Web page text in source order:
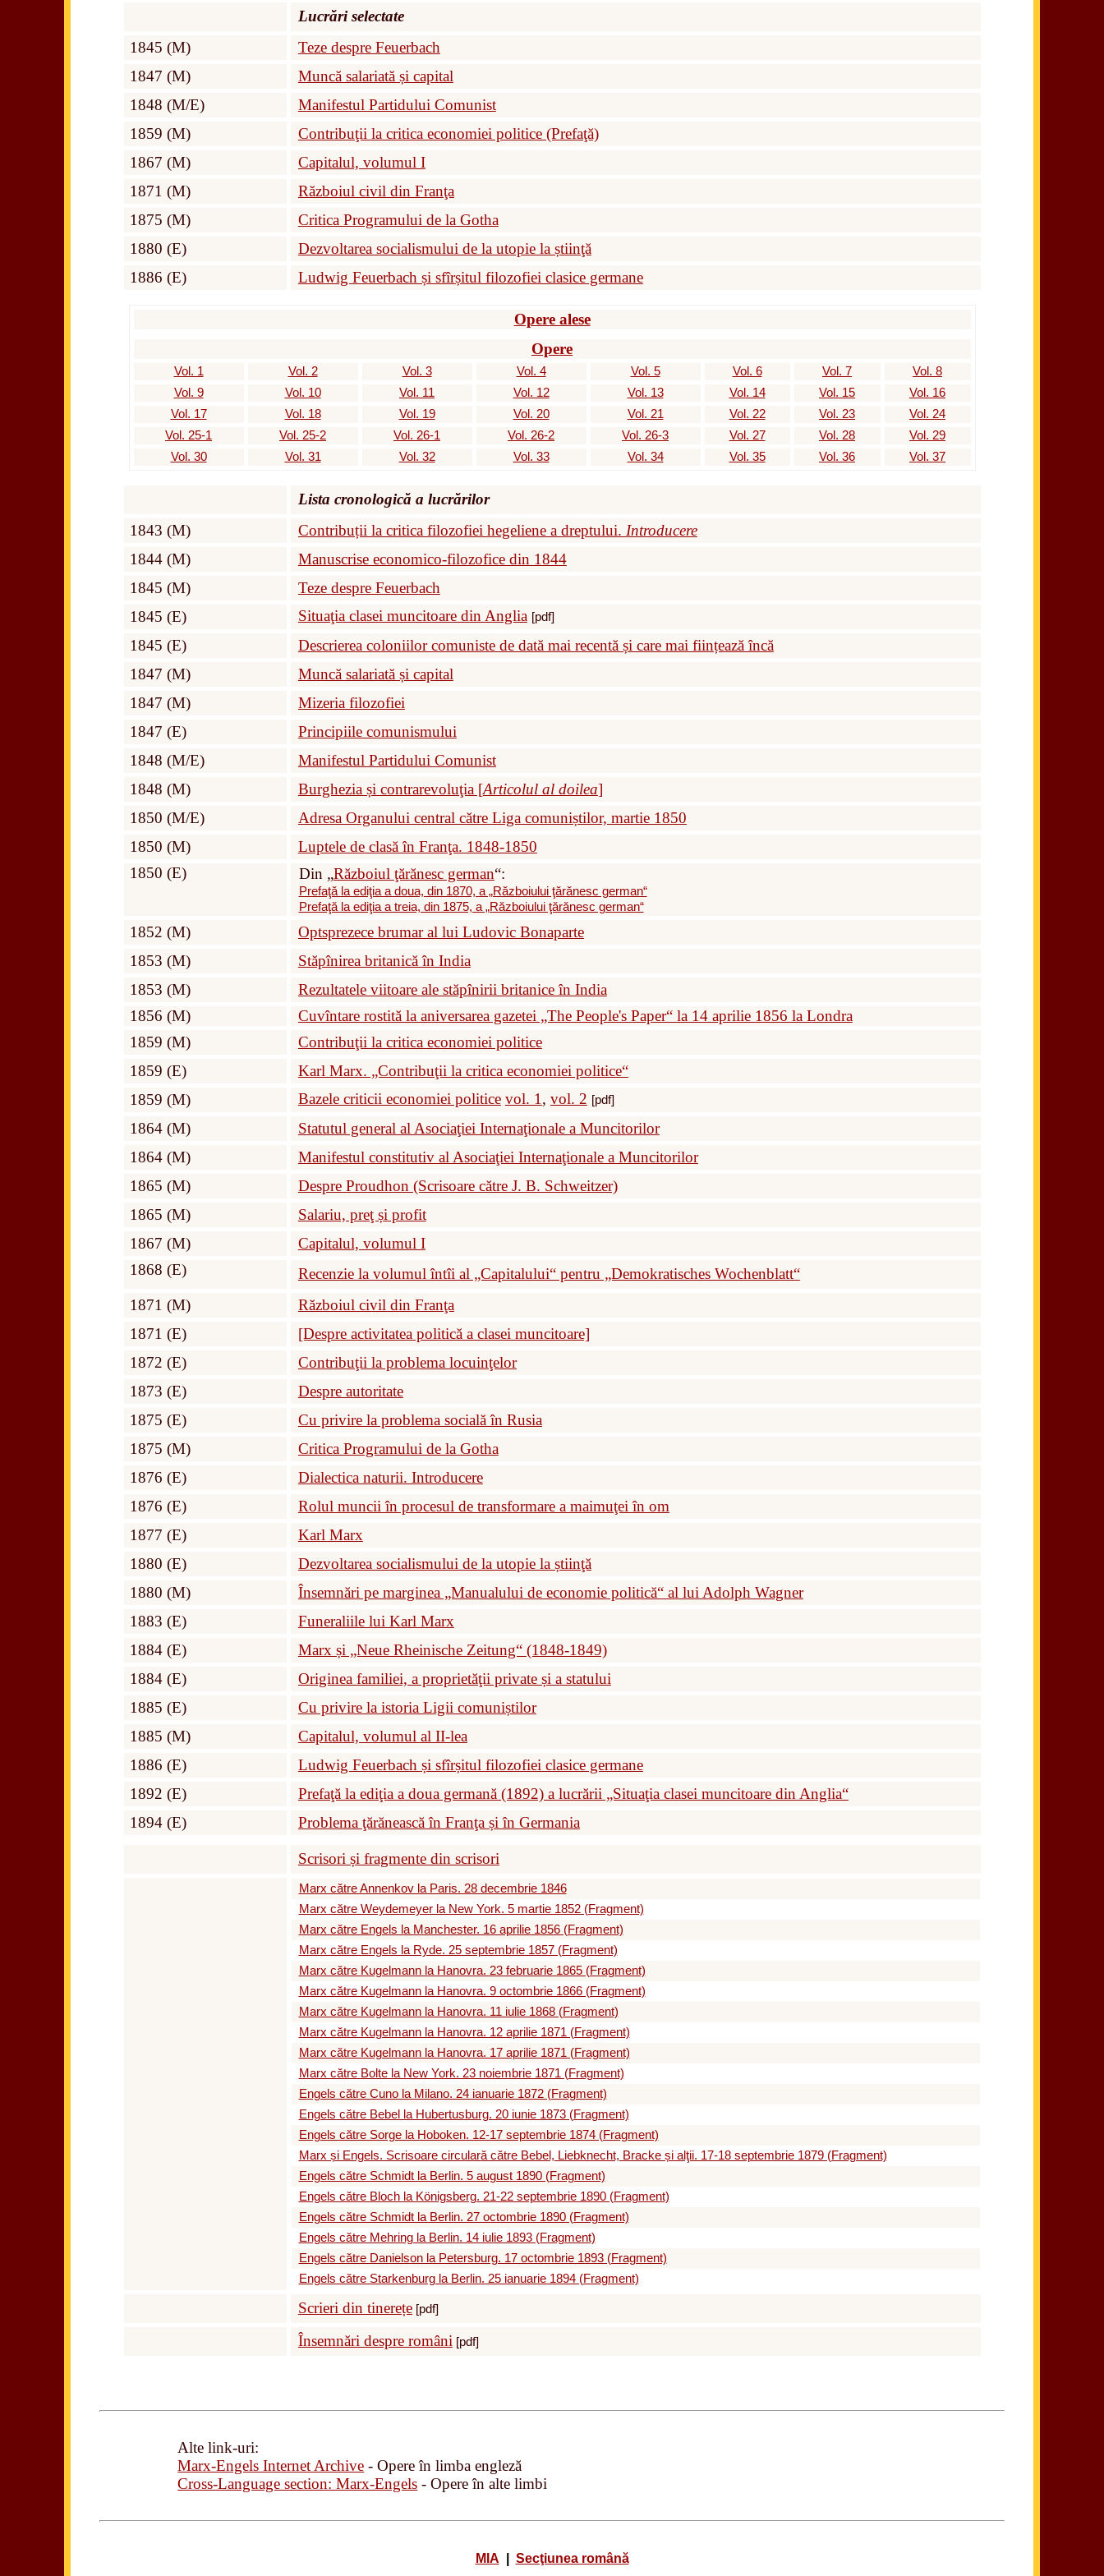
Lucrări selectate
1845 (M)
Teze despre Feuerbach
1847 (M)
Muncă salariată și capital
1848 (M/E)
Manifestul Partidului Comunist
1859 (M)
Contribuţii la critica economiei politice (Prefaţă)
1867 (M)
Capitalul, volumul I
1871 (M)
Războiul civil din Franţa
1875 (M)
Critica Programului de la Gotha
1880 (E)
Dezvoltarea socialismului de la utopie la știinţă
1886 (E)
Ludwig Feuerbach și sfîrșitul filozofiei clasice germane
Opere alese
Opere
Vol. 1 Vol. 2 Vol. 3 Vol. 4 Vol. 5 Vol. 6 Vol. 7
Vol. 8
Vol. 9
Vol. 10 Vol. 11 Vol. 12 Vol. 13 Vol. 14 Vol. 15
Vol. 16
Vol. 17
Vol. 18 Vol. 19 Vol. 20 Vol. 21 Vol. 22 Vol. 23
Vol. 24
Vol. 25-1
Vol. 25-2 Vol. 26-1 Vol. 26-2 Vol. 26-3 Vol. 27 Vol. 28
Vol. 29
Vol. 30
Vol. 31 Vol. 32 Vol. 33 Vol. 34 Vol. 35 Vol. 36 Vol. 37
Lista cronologică a lucrărilor
1843 (M)
Contribuții la critica filozofiei hegeliene a dreptului. Introducere
1844 (M)
Manuscrise economico-filozofice din 1844
1845 (M)
Teze despre Feuerbach
1845 (E)
Situaţia clasei muncitoare din Anglia [pdf]
1845 (E)
Descrierea coloniilor comuniste de dată mai recentă și care mai ființează încă
1847 (M)
Muncă salariată și capital
1847 (M)
Mizeria filozofiei
1847 (E)
Principiile comunismului
1848 (M/E)
Manifestul Partidului Comunist
1848 (M)
Burghezia și contrarevoluţia [Articolul al doilea]
1850 (M/E)
Adresa Organului central către Liga comuniștilor, martie 1850
1850 (M)
Luptele de clasă în Franţa. 1848-1850
1850 (E)
Din „Războiul ţărănesc german“:
Prefaţă la ediţia a doua, din 1870, a „Războiului ţărănesc german“
Prefaţă la ediţia a treia, din 1875, a „Războiului ţărănesc german“
1852 (M)
Optsprezece brumar al lui Ludovic Bonaparte
1853 (M)
Stăpînirea britanică în India
1853 (M)
Rezultatele viitoare ale stăpînirii britanice în India
1856 (M)
Cuvîntare rostită la aniversarea gazetei „The People's Paper“ la 14 aprilie 1856 la Londra
1859 (M)
Contribuţii la critica economiei politice
1859 (E)
Karl Marx. „Contribuţii la critica economiei politice“
1859 (M)
Bazele criticii economiei politice vol. 1 , vol. 2 [pdf]
1864 (M)
Statutul general al Asociaţiei Internaţionale a Muncitorilor
1864 (M)
Manifestul constitutiv al Asociaţiei Internaţionale a Muncitorilor
1865 (M)
Despre Proudhon (Scrisoare către J. B. Schweitzer)
1865 (M)
Salariu, preţ și profit
1867 (M)
Capitalul, volumul I
1868 (E)
Recenzie la volumul întîi al „Capitalului“ pentru „Demokratisches Wochenblatt“
1871 (M)
Războiul civil din Franţa
1871 (E)
[Despre activitatea politică a clasei muncitoare]
1872 (E)
Contribuţii la problema locuinţelor
1873 (E)
Despre autoritate
1875 (E)
Cu privire la problema socială în Rusia
1875 (M)
Critica Programului de la Gotha
1876 (E)
Dialectica naturii. Introducere
1876 (E)
Rolul muncii în procesul de transformare a maimuţei în om
1877 (E)
Karl Marx
1880 (E)
Dezvoltarea socialismului de la utopie la știinţă
1880 (M)
Însemnări pe marginea „Manualului de economie politică“ al lui Adolph Wagner
1883 (E)
Funeraliile lui Karl Marx
1884 (E)
Marx și „Neue Rheinische Zeitung“ (1848-1849)
1884 (E)
Originea familiei, a proprietăţii private și a statului
1885 (E)
Cu privire la istoria Ligii comuniștilor
1885 (M)
Capitalul, volumul al II-lea
1886 (E)
Ludwig Feuerbach și sfîrșitul filozofiei clasice germane
1892 (E)
Prefaţă la ediţia a doua germană (1892) a lucrării „Situaţia clasei muncitoare din Anglia“
1894 (E)
Problema ţărănească în Franţa și în Germania
Scrisori și fragmente din scrisori
Marx către Annenkov la Paris. 28 decembrie 1846
Marx către Weydemeyer la New York. 5 martie 1852 (Fragment)
Marx către Engels la Manchester. 16 aprilie 1856 (Fragment)
Marx către Engels la Ryde. 25 septembrie 1857 (Fragment)
Marx către Kugelmann la Hanovra. 23 februarie 1865 (Fragment)
Marx către Kugelmann la Hanovra. 9 octombrie 1866 (Fragment)
Marx către Kugelmann la Hanovra. 11 iulie 1868 (Fragment)
Marx către Kugelmann la Hanovra. 12 aprilie 1871 (Fragment)
Marx către Kugelmann la Hanovra. 17 aprilie 1871 (Fragment)
Marx către Bolte la New York. 23 noiembrie 1871 (Fragment)
Engels către Cuno la Milano. 24 ianuarie 1872 (Fragment)
Engels către Bebel la Hubertusburg. 20 iunie 1873 (Fragment)
Engels către Sorge la Hoboken. 12-17 septembrie 1874 (Fragment)
Marx și Engels. Scrisoare circulară către Bebel, Liebknecht, Bracke și alţii. 17-18 septembrie 1879 (Fragment)
Engels către Schmidt la Berlin. 5 august 1890 (Fragment)
Engels către Bloch la Königsberg. 21-22 septembrie 1890 (Fragment)
Engels către Schmidt la Berlin. 27 octombrie 1890 (Fragment)
Engels către Mehring la Berlin. 14 iulie 1893 (Fragment)
Engels către Danielson la Petersburg. 17 octombrie 1893 (Fragment)
Engels către Starkenburg la Berlin. 25 ianuarie 1894 (Fragment)
Scrieri din tinerețe[pdf]
Însemnări despre români [pdf]
Alte link-uri:
Marx-Engels Internet Archive - Opere în limba engleză
Cross-Language section: Marx-Engels - Opere în alte limbi
MIA Secţiunea română